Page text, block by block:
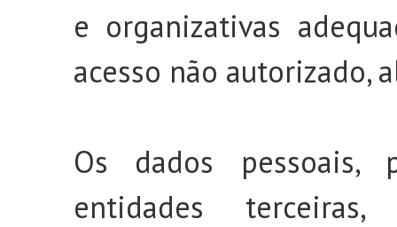
e organizativas
acesso não autorizado,
Os dados pessoais,
entidades terceiras,